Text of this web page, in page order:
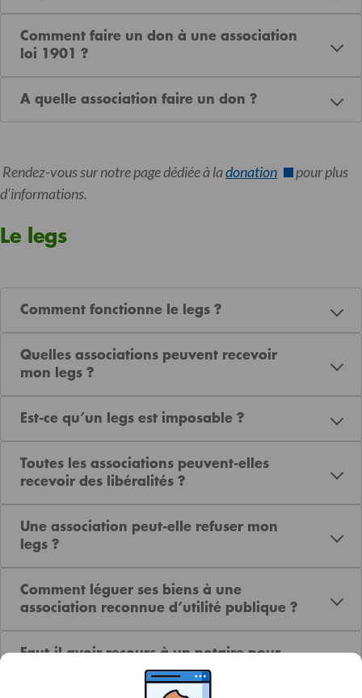
Comment faire un don à une association
loi 1901 ?
A quelle association faire un don ?
Rendez-vous sur notre page dédiée à ladonation
pour plus
d’informations.
Le legs
Comment fonctionne le legs ?
Quelles associations peuvent recevoir
mon legs ?
Est-ce qu’un legs est imposable ?
Toutes les associations peuvent-elles
recevoir des libéralités ?
Une association peut-elle refuser mon
legs ?
Comment léguer ses biens à une
association reconnue d’utilité publique ?
Faut-il avoir recours à un notaire pour